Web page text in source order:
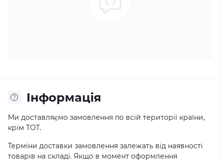
Iнформація
Ми доставляємо замовлення по всій території країни,
крім ТОТ.
Терміни доставки замовлення залежать від наявності
товарів на складі. Якщо в момент оформлення